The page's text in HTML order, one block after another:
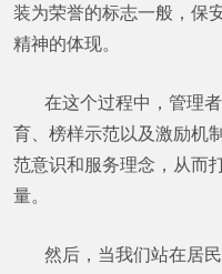
装为荣誉的标志一般，保
精神的体现。
在这个过程中，管理
育、榜样示范以及激励机
范意识和服务理念，从而
量。
然后，当我们站在居